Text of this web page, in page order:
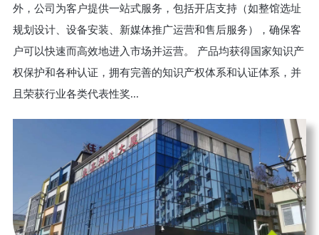
外，公司为客户提供一站式服务，包括开店支持（如整馆选址
规划设计、设备安装、新媒体推广运营和售后服务），确保客
户可以快速而高效地进入市场并运营。 产品均获得国家知识产
权保护和各种认证，拥有完善的知识产权体系和认证体系，并
且荣获行业各类代表性奖...